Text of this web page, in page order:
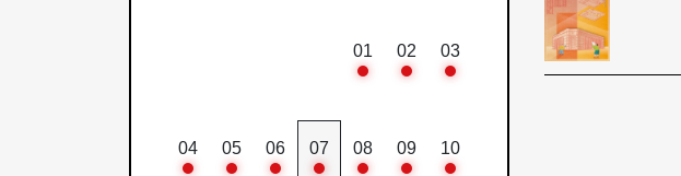
01 02 03
04 05 06 07 08 09 10